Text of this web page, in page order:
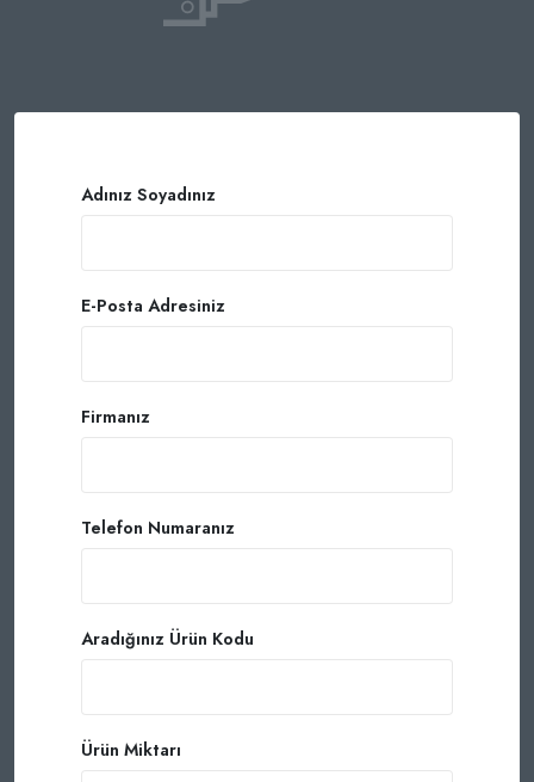
Adınız Soyadınız
E-Posta Adresiniz
Firmanız
Telefon Numaranız
Aradığınız Ürün Kodu
Ürün Miktarı